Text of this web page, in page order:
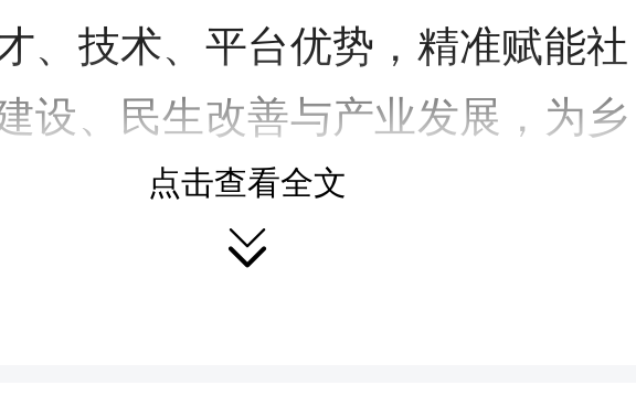
、技术、平台优势，精准赋能社
设、民生改善与产业发展，为乡
入强劲活力。
点击查看全文
